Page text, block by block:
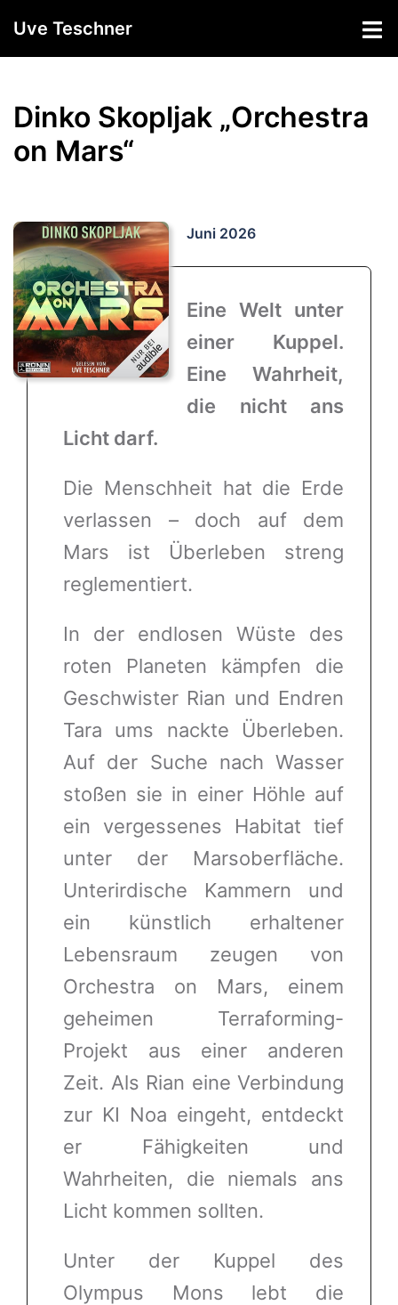
Inhalt
springen
Uve Teschner
Dinko Skopljak „Orchestra
on Mars“
Juni 2026
Eine Welt unter
einer Kuppel.
Eine Wahrheit,
die nicht ans
Licht darf.
Die Menschheit hat die Erde
verlassen – doch auf dem
Mars ist Überleben streng
reglementiert.
In der endlosen Wüste des
roten Planeten kämpfen die
Geschwister Rian und Endren
Tara ums nackte Überleben.
Auf der Suche nach Wasser
stoßen sie in einer Höhle auf
ein vergessenes Habitat tief
unter der Marsoberfläche.
Unterirdische Kammern und
ein künstlich erhaltener
Lebensraum zeugen von
Orchestra on Mars, einem
geheimen Terraforming-
Projekt aus einer anderen
Zeit. Als Rian eine Verbindung
zur KI Noa eingeht, entdeckt
er Fähigkeiten und
Wahrheiten, die niemals ans
Licht kommen sollten.
Unter der Kuppel des
Olympus Mons lebt die